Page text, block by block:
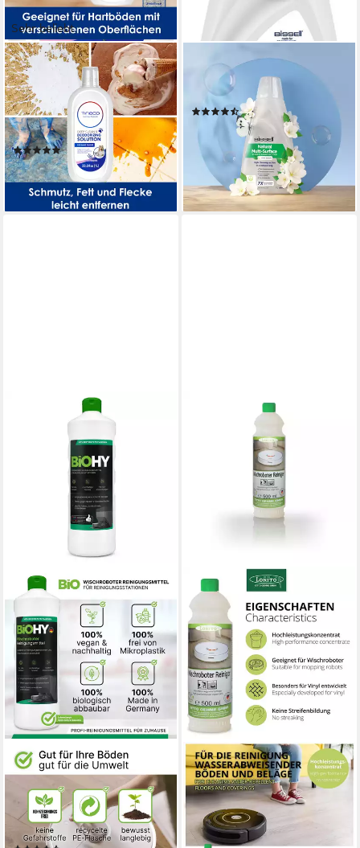
Sehr beliebt
TINECO
PET Hartboden
Reinigungsflüssigkeit
Lavendel 1 Liter
Fussbodenreiniger (1-St)
(47)
22,99 €
(22,99 €/ 1 l)
lieferbar - in 1-2 Werktagen bei dir
Natural Multi Surface 1L
Flüssigreiniger
(27)
32,90 €
(32,90 €/ 1 l)
leider ausverkauft
BIOHY
Hartbodenreiniger
Wischroboter
Reinigungsmittel für
Reinigungsstationen 1 x 1 Li...
LORITO
Wischroboter Reiniger 0,5
Liter Universalreiniger
Fussbodenreiniger
7,49 €